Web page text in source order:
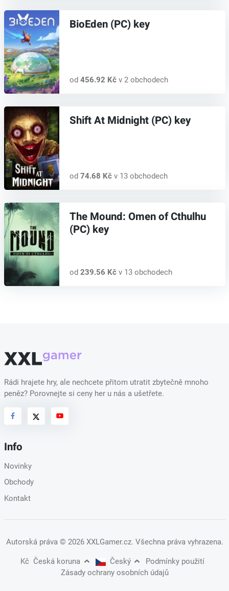
BioEden (PC) key
od 456.92 Kčv 2 obchodech
Shift At Midnight (PC) key
od 74.68 Kčv 13 obchodech
The Mound: Omen of Cthulhu
(PC) key
od 239.56 Kčv 13 obchodech
Rádi hrajete hry, ale nechcete přitom utratit zbytečně mnoho
peněz? Porovnejte si ceny her u nás a ušetřete.
Info
Novinky
Obchody
Kontakt
Autorská práva © 2026 XXLGamer.cz. Všechna práva vyhrazena.
Kč Česká koruna Český
Podmínky použití
Zásady ochrany osobních údajů